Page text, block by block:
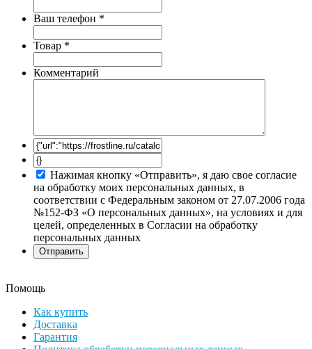
Ваш телефон *
Товар *
Комментарий
Нажимая кнопку «Отправить», я даю свое согласие
на обработку моих персональных данных, в
соответствии с Федеральным законом от 27.07.2006 года
№152-ФЗ «О персональных данных», на условиях и для
целей, определенных в Согласии на обработку
персональных данных
Помощь
Как купить
Доставка
Гарантия